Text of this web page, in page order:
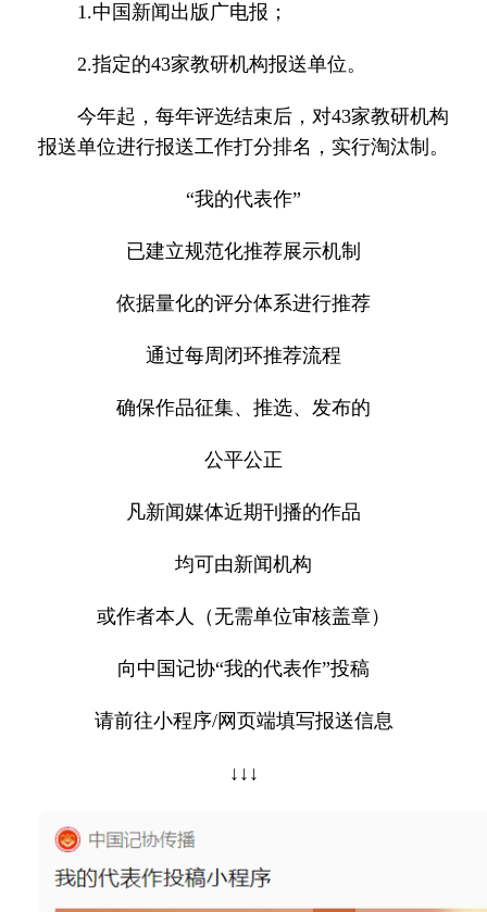
1.中国新闻出版广电报；
2.指定的43家教研机构报送单位。
今年起，每年评选结束后，对43家教研机构
报送单位进行报送工作打分排名，实行淘汰制。
“我的代表作”
已建立规范化推荐展示机制
依据量化的评分体系进行推荐
通过每周闭环推荐流程
确保作品征集、推选、发布的
公平公正
凡新闻媒体近期刊播的作品
均可由新闻机构
或作者本人（无需单位审核盖章）
向中国记协“我的代表作”投稿
请前往小程序/网页端填写报送信息
↓↓↓